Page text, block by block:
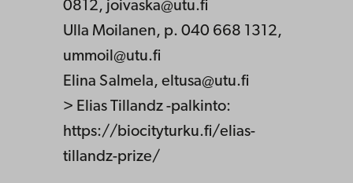
0812, joivaska@utu.fi
Ulla Moilanen, p. 040 668 1312,
ummoil@utu.fi
Elina Salmela, eltusa@utu.fi
> Elias Tillandz -palkinto:
https://biocityturku.fi/elias-
tillandz-prize/